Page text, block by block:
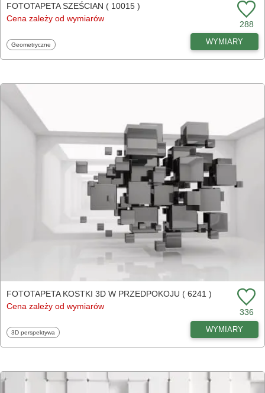
FOTOTAPETA SZEŚCIAN ( 10015 )
Cena zależy od wymiarów
288
Fototapety
Geometryczne WYMIARY
FOTOTAPETA KOSTKI 3D W PRZEDPOKOJU ( 6241 )
Cena zależy od wymiarów
336
Fototapety
3D perspektywa WYMIARY